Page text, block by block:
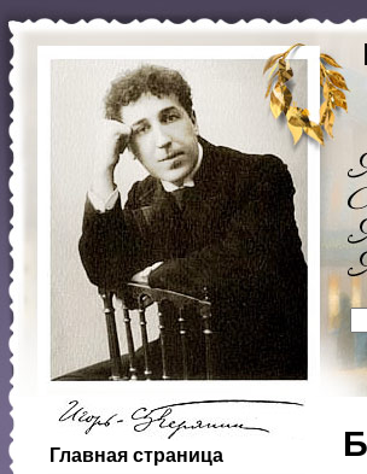
Главная страница